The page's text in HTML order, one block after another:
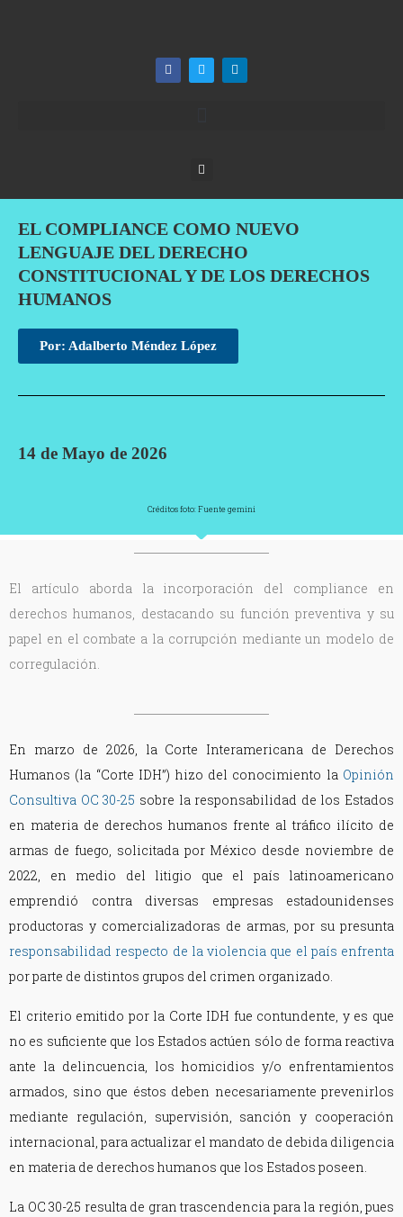
EL COMPLIANCE COMO NUEVO
LENGUAJE DEL DERECHO
CONSTITUCIONAL Y DE LOS DERECHOS
HUMANOS
Por: Adalberto Méndez López
14 de Mayo de 2026
Créditos foto: Fuente gemini
El artículo aborda la incorporación del compliance en
derechos humanos, destacando su función preventiva y su
papel en el combate a la corrupción mediante un modelo de
corregulación.
En marzo de 2026, la Corte Interamericana de Derechos
Humanos (la “Corte IDH”) hizo del conocimiento la Opinión
Consultiva OC 30-25 sobre la responsabilidad de los Estados
en materia de derechos humanos frente al tráfico ilícito de
armas de fuego, solicitada por México desde noviembre de
2022, en medio del litigio que el país latinoamericano
emprendió contra diversas empresas estadounidenses
productoras y comercializadoras de armas, por su presunta
responsabilidad respecto de la violencia que el país enfrenta
por parte de distintos grupos del crimen organizado.
El criterio emitido por la Corte IDH fue contundente, y es que
no es suficiente que los Estados actúen sólo de forma reactiva
ante la delincuencia, los homicidios y/o enfrentamientos
armados, sino que éstos deben necesariamente prevenirlos
mediante regulación, supervisión, sanción y cooperación
internacional, para actualizar el mandato de debida diligencia
en materia de derechos humanos que los Estados poseen.
La OC 30-25 resulta de gran trascendencia para la región, pues